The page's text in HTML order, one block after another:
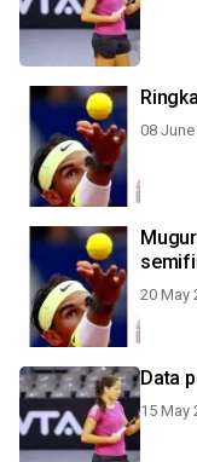
08 June
20 May
Data
15 May